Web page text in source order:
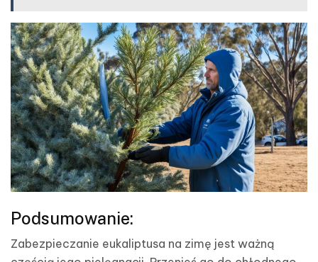
Podsumowanie:
Zabezpieczanie eukaliptusa na zimę jest ważną